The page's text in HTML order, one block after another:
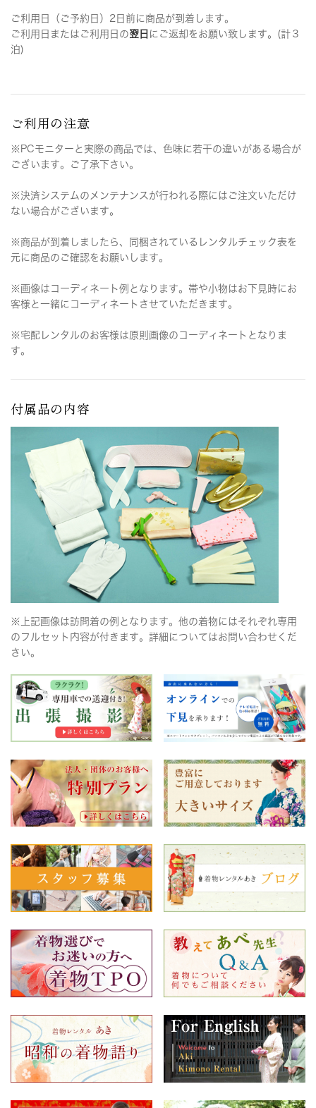
ご利用日（ご予約日）2日前に商品が到着します。
ご利用日またはご利用日の翌日 にご返却をお願い致します。(計３
泊)
ご利用の注意
※PCモニターと実際の商品では、色味に若干の違いがある場合が
ございます。ご了承下さい。
※決済システムのメンテナンスが行われる際にはご注文いただけ
ない場合がございます。
※商品が到着しましたら、同梱されているレンタルチェック表を
元に商品のご確認をお願いします。
※画像はコーディネート例となります。帯や小物はお下見時にお
客様と一緒にコーディネートさせていただきます。
※宅配レンタルのお客様は原則画像のコーディネートとなりま
す。
付属品の内容
※上記画像は訪問着の例となります。他の着物にはそれぞれ専用
のフルセット内容が付きます。詳細についてはお問い合わせくだ
さい。